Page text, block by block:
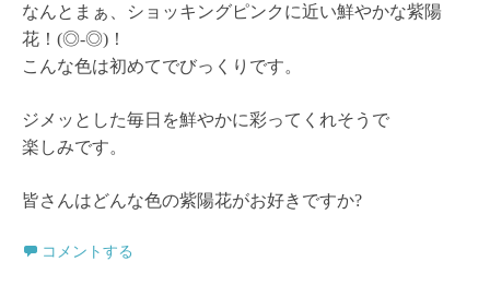
なんとまぁ、ショッキングピンクに近い鮮やかな紫陽
花！(◎-◎)！
こんな色は初めてでびっくりです。
ジメッとした毎日を鮮やかに彩ってくれそうで
楽しみです。
皆さんはどんな色の紫陽花がお好きですか?
コメントする